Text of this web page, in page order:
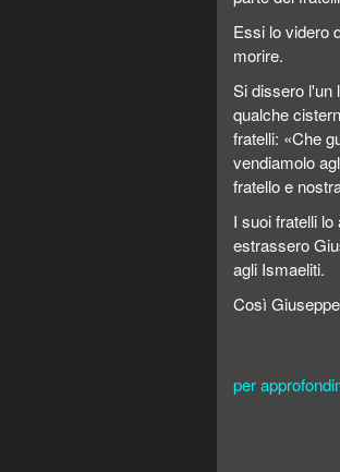
Essi lo videro
morire.
Si dissero l'un
qualche
fratelli: «Che
vendiamolo
fratello e
I suoi fratelli
estrassero
agli Ismaeliti.
Così
per